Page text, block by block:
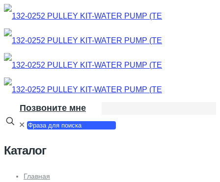
Позвоните мне
✕
Каталог
Главная